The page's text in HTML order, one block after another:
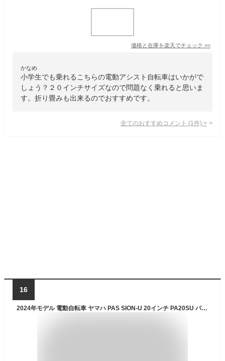
価格と在庫を楽天でチェック >>
かなめ
小学生でも乗れるこちらの電動アシスト自転車はいかがで
しょう？２０インチサイズなので問題なく乗れると思いま
す。折り畳みも出来るのでおすすめです。
全てのおすすめコメント (1 件) >
16
2024年モデル 電動自転車 ヤマハ PAS SION-U 20インチ PA20SU パス シオン ユー 電動アシスト自転車 yamaha 新型バッテリー搭載 15.8Ah